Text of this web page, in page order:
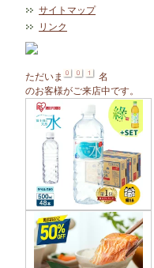
サイトマップ
リンク
ただいま
名
のお客様がご来店中です。